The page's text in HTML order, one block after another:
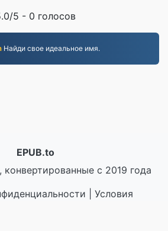
/5 - 0 голосов
Найди свое идеальное имя.
EPUB.to
с 2019 года
Условия